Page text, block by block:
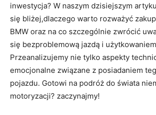
inwestycja? W naszym⁣ dzisiejszym
się bliżej,dlaczego ‌warto rozważyć
BMW oraz na co szczególnie⁤ zwrócić
się‍ bezproblemową ⁢jazdą ‍i
Przeanalizujemy ⁤nie ⁣tylko‍ aspekty
emocjonalne ‍związane z posiadaniem
pojazdu. Gotowi na podróż do świata
motoryzacji?‌ zaczynajmy!